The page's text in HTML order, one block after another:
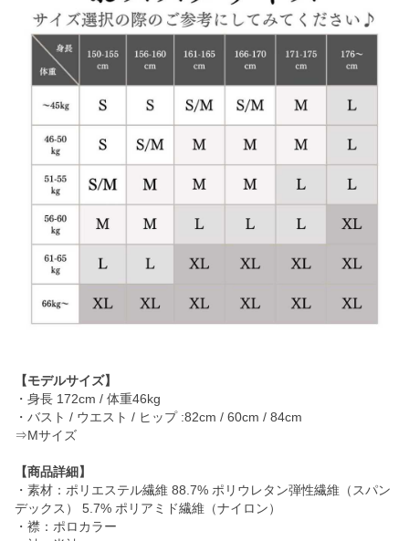
【モデルサイズ】
・身長 172cm / 体重46kg
・バスト / ウエスト / ヒップ :82cm / 60cm / 84cm
⇒Mサイズ
【商品詳細】
・素材：ポリエステル繊維 88.7% ポリウレタン弾性繊維（スパン
デックス） 5.7% ポリアミド繊維（ナイロン）
・襟：ポロカラー